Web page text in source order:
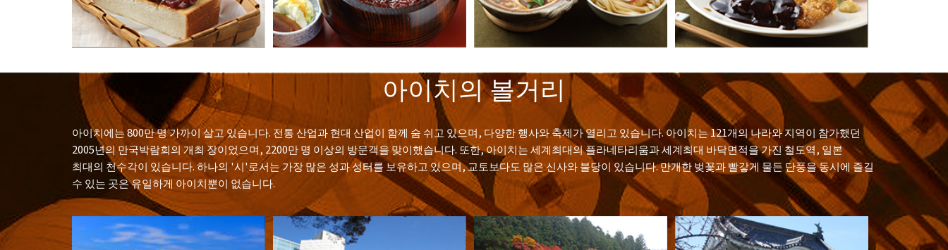
아이치의 볼거리
아이치에는 800만 명 가까이 살고 있습니다. 전통 산업과 현대 산업이 함께 숨 쉬고 있으며, 다양한 행사와 축제가 열리고 있습니다. 아이치는 121개의 나라와 지역이 참가했던
2005년의 만국박람회의 개최 장이었으며, 2200만 명 이상의 방문객을 맞이했습니다. 또한, 아이치는 세계최대의 플라네타리움과 세계최대 바닥면적을 가진 철도역, 일본
최대의 천수각이 있습니다. 하나의 '시'로서는 가장 많은 성과 성터를 보유하고 있으며, 교토보다도 많은 신사와 불당이 있습니다. 만개한 벚꽃과 빨갛게 물든 단풍을 동시에 즐길
수 있는 곳은 유일하게 아이치뿐이 없습니다.